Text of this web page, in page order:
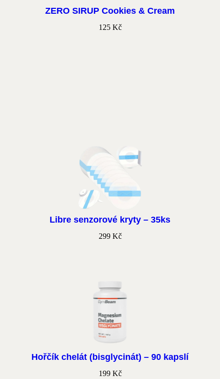
ZERO SIRUP Cookies & Cream
125 Kč
Libre senzorové kryty – 35ks
299 Kč
Hořčík chelát (bisglycinát) – 90 kapslí
199 Kč